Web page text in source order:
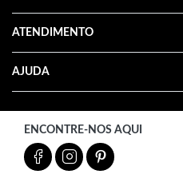
ATENDIMENTO
AJUDA
ENCONTRE-NOS AQUI